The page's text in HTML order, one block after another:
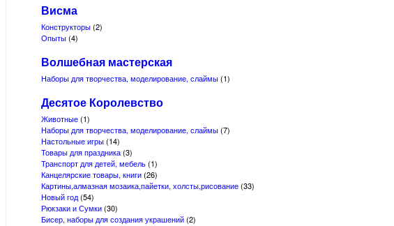
Висма
Конструкторы(2)
Опыты(4)
Волшебная мастерская
Наборы для творчества, моделирование, слаймы(1)
Десятое Королевство
Животные(1)
Наборы для творчества, моделирование, слаймы(7)
Настольные игры(14)
Товары для праздника(3)
Транспорт для детей, мебель(1)
Канцелярские товары, книги(26)
Картины,алмазная мозаика,пайетки, холсты,рисование(33)
Новый год(54)
Рюкзаки и Сумки(30)
Бисер, наборы для создания украшений(2)